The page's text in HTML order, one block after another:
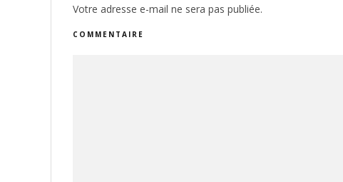
Votre adresse e-mail ne sera pas publiée.
COMMENTAIRE